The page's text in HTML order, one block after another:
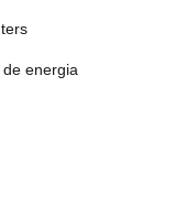
energia